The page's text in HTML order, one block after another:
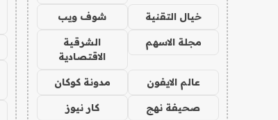
خيال التقنية شوف ويب
مجلة الاسهم
الشرقية
الاقتصادية
عالم الايفون مدونة كوكان
صحيفة نهج كار نيوز